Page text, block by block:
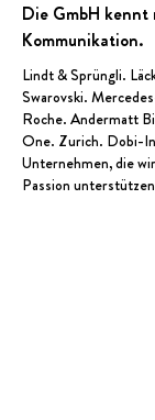
Die GmbH
Kommunikation.
Lindt & Sprüngli.
Swarovski.
Roche. Andermatt
One. Zurich. Dobi-
Unternehmen, die
Passion unterstütze